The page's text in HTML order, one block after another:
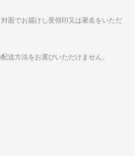
面でお届けし受領印又は署名をいただ
送方法をお選びいただけません。